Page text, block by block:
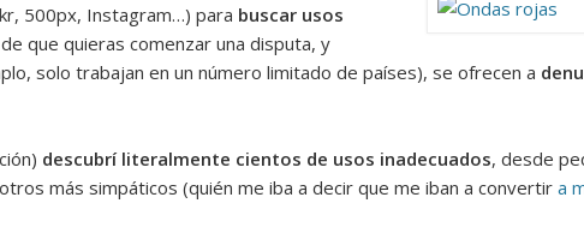
500px, Instagram…) para buscar usos
que quieras comenzar una disputa, y
solo trabajan en un número limitado de países), se ofrecen a
descubrí literalmente cientos de usos inadecuados, desde
más simpáticos (quién me iba a decir que me iban a convertira